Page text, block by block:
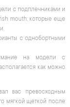
с подплечниками и
mouth, которые еще
с однобортными
на модели с
как можно
вас превосходным
мягкой щеткой после